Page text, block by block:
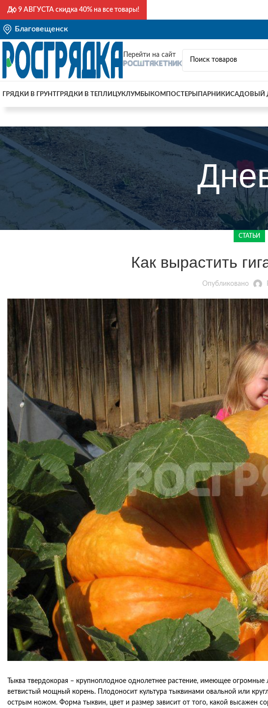
Благовещенск
Перейти на сайт
ГРЯДКИ В ГРУНТ ГРЯДКИ В ТЕПЛИЦУКЛУМБЫ КОМПОСТЕРЫ ПАРНИКИСАДОВЫЙ
СТАТЬИ
Как вырастить
Опубликовано
Тыква твердокорая – крупноплодное однолетнее растение, имеющее
ветвистый мощный корень. Плодоносит культура тыквинами овальной или
острым ножом. Форма тыквин, цвет и размер зависит от того, какой высажен
До 9 АВГУСТА скидка 40% на все товары!